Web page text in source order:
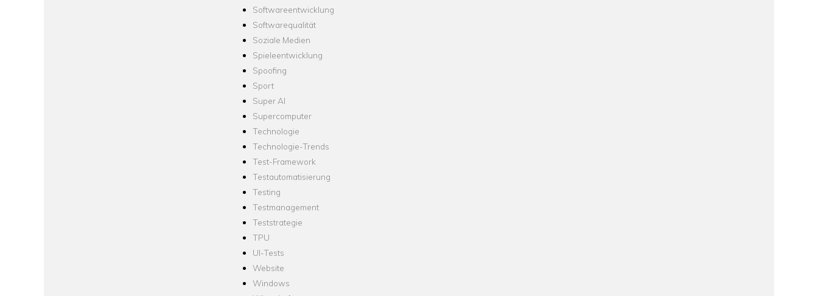
Softwareentwicklung
Softwarequalität
Soziale Medien
Spieleentwicklung
Spoofing
Sport
Super AI
Supercomputer
Technologie
Technologie-Trends
Test-Framework
Testautomatisierung
Testing
Testmanagement
Teststrategie
TPU
UI-Tests
Website
Windows